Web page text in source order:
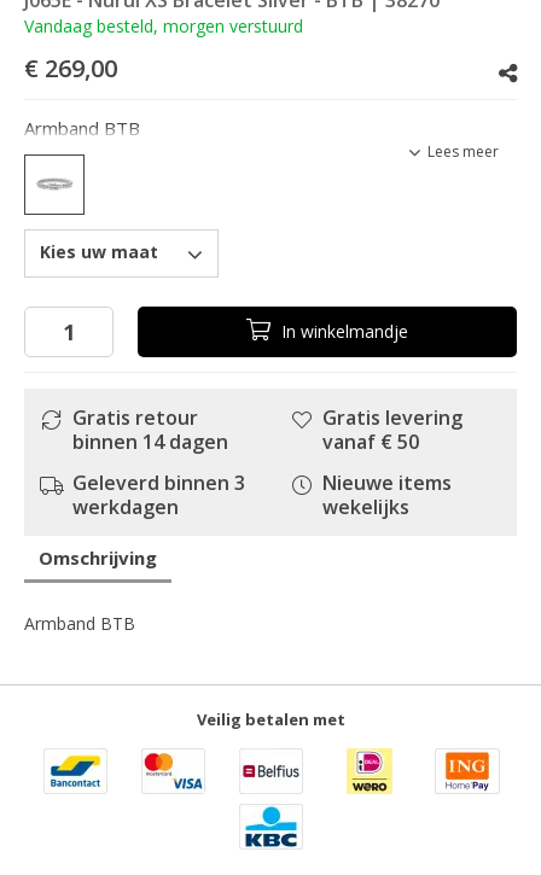
Vandaag besteld, morgen verstuurd
€ 269,00
Armband BTB
Lees meer
Kies uw maat
In winkelmandje
Gratis retour
binnen 14 dagen
Geleverd binnen 3
werkdagen
Gratis levering
vanaf € 50
Nieuwe items
wekelijks
Omschrijving
Armband BTB
Veilig betalen met